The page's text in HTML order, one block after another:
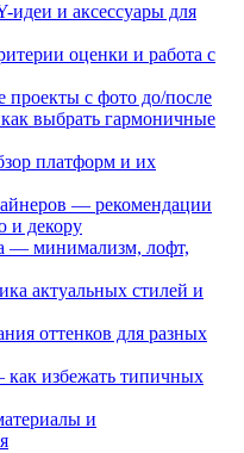
и аксессуары для
оценки и работа с
с фото до/после
выбрать гармоничные
платформ и их
— рекомендации
и декору
— минимализм, лофт,
актуальных стилей и
оттенков для разных
избежать типичных
и